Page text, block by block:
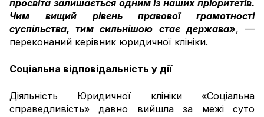
просвіта залишається одним із наших пріоритетів.
Чим вищий рівень правової грамотності
суспільства, тим сильнішою стає держава», —
переконаний керівник юридичної клініки.
Соціальна відповідальність у дії
Діяльність Юридичної клініки «Соціальна
справедливість» давно вийшла за межі суто